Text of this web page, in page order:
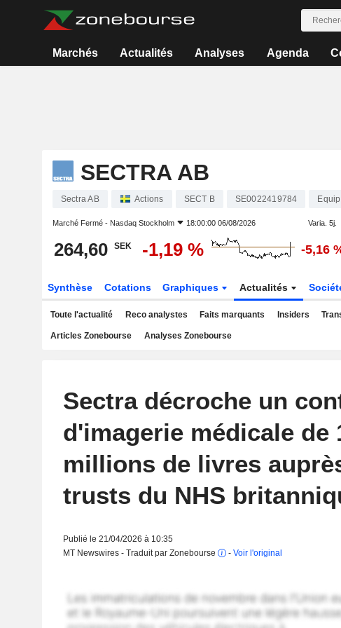
Marchés Actualités Analyses Agenda
SECTRA AB
Sectra AB Actions SECT B SE0022419784
Marché Fermé - Nasdaq Stockholm 18:00:00 06/08/2026 Varia. 5j.
264,60 SEK -1,19 % -5,16
Synthèse Cotations Graphiques Actualités
Toute l'actualité Reco analystes Faits marquants Insiders
Articles Zonebourse Analyses Zonebourse
Sectra décroche un
d'imagerie médicale de
millions de livres
trusts du NHS
Publié le 21/04/2026 à 10:35
MT Newswires - Traduit par Zonebourse
- Voir l'original